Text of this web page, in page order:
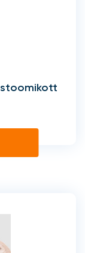
stoomikott